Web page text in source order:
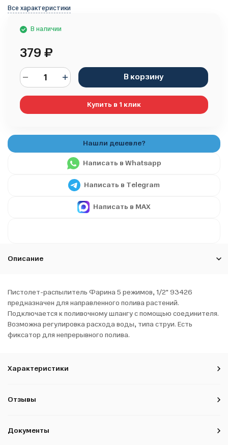
Все характеристики
В наличии
379 ₽
В корзину
Купить в 1 клик
Написать в Whatsapp
Написать в Telegram
Написать в MAX
Описание
Пистолет-распылитель Фарина 5 режимов, 1/2" 93426
предназначен для направленного полива растений.
Подключается к поливочному шлангу с помощью соединителя.
Возможна регулировка расхода воды, типа струи. Есть
фиксатор для непрерывного полива.
Характеристики
Отзывы
Документы